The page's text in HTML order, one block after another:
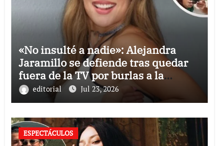
«No insulté a nadie»: Alejandra
Jaramillo se defiende tras quedar
fuera de la TV por burlas a la
Selección Mexicana
editorial Jul 23, 2026
ESPECTÁCULOS